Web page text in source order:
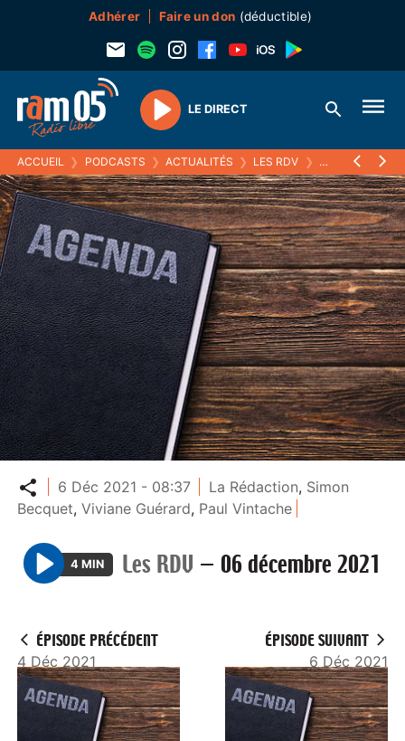
Adhérer Faire un don (déductible)
Play
LE DIRECT
ACCUEIL ❯ PODCASTS ❯ ACTUALITÉS ❯ LES RDV ❯ 06 DÉCEMBRE
Partager
6 Déc 2021 - 08:37 La Rédaction, Simon
Becquet,Viviane Guérard, Paul Vintache
P
y
4 MIN Les RDV — 06 décembre 2021
ÉPISODE PRÉCÉDENT
4 Déc 2021
ÉPISODE SUIVANT
6 Déc 2021